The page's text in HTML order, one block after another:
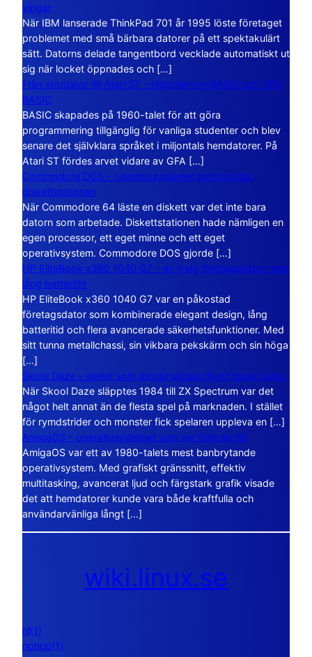
vingar
När IBM lanserade ThinkPad 701 år 1995 löste företaget
problemet med små bärbara datorer på ett spektakulärt
sätt. Datorns delade tangentbord vecklade automatiskt ut
sig när locket öppnades och […]
Från stordator till Atari ST – historien om BASIC och GFA
BASIC
BASIC skapades på 1960-talet för att göra
programmering tillgänglig för vanliga studenter och blev
senare det självklara språket i miljontals hemdatorer. På
Atari ST fördes arvet vidare av GFA […]
Commodore DOS – operativsystemet som bodde i
diskettstationen
När Commodore 64 läste en diskett var det inte bara
datorn som arbetade. Diskettstationen hade nämligen en
egen processor, ett eget minne och ett eget
operativsystem. Commodore DOS gjorde […]
HP EliteBook x360 1040 G7 – en lyxig företagsdator med
lång batteritid
HP EliteBook x360 1040 G7 var en påkostad
företagsdator som kombinerade elegant design, lång
batteritid och flera avancerade säkerhetsfunktioner. Med
sitt tunna metallchassi, sin vikbara pekskärm och sin höga
[…]
Skool Daze – spelet som gjorde skolan till ett öppet kaos
När Skool Daze släpptes 1984 till ZX Spectrum var det
något helt annat än de flesta spel på marknaden. I stället
för rymdstrider och monster fick spelaren uppleva en […]
AmigaOS – operativsystemet som var före sin tid
AmigaOS var ett av 1980-talets mest banbrytande
operativsystem. Med grafiskt gränssnitt, effektiv
multitasking, avancerat ljud och färgstark grafik visade
det att hemdatorer kunde vara både kraftfulla och
användarvänliga långt […]
wiki.linux.se
nl(1)
nohup(1)